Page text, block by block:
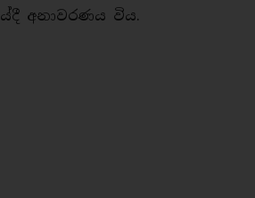
අනාවරණය විය.